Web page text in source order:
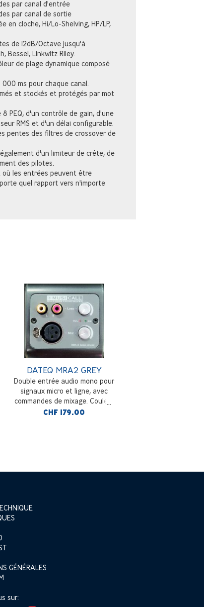
par canal d'entrée
par canal de sortie
en cloche, Hi/Lo-Shelving, HP/LP,
de 12dB/Octave jusqu'à
Bessel, Linkwitz Riley.
de plage dynamique composé
000 ms pour chaque canal.
et stockés et protégés par mot
PEQ, d'un contrôle de gain, d'une
RMS et d'un délai configurable.
pentes des filtres de crossover de
d'un limiteur de crête, de
des pilotes.
où les entrées peuvent être
quel rapport vers n'importe
DATEQ MRA2 GREY
Double entrée audio mono pour
signaux micro et ligne, avec
commandes de mixage. Couleur
Gris. Connexion par câble blindé
CHF 179.00
GÉNÉRALES
sur: